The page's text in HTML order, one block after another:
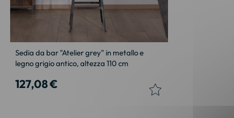
Sedia da bar "Atelier grey" in metallo e
legno grigio antico, altezza 110 cm
127,08 €